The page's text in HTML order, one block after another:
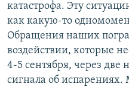
катастрофа. Эту
как какую-то
Обращения наших
воздействии, которые
4-5 сентября, через две
сигнала об